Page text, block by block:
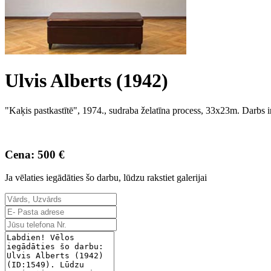
Ulvis Alberts (1942)
"Kaķis pastkastītē", 1974., sudraba želatīna process, 33x23m. Darbs
Cena: 500 €
Ja vēlaties iegādāties šo darbu, lūdzu rakstiet galerijai